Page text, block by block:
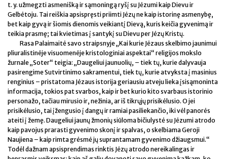
t. y. užmegzti asmenišką ir sąmoningą ryšį su Jėzumi kaip Dievu ir
Gelbėtoju. Tai reiškia apsispręsti priimti Jėzų ne kaip istorinę asmenybę,
bet kaip gyvą ir šiomis dienomis veikiantį Dievą, kuris keičia gyvenimą ir
teikia prasmę; tai kvietimas į santykį su Dievu per Jėzų Kristų.
Rasa Palaimaitė savo straipsnyje „Kai kurie Jėzaus skelbimo jaunimui
pliuralistinėje visuomenėje kristologiniai aspektai“ religijos mokslo
žurnale „Soter“ teigia: „Daugeliui jaunuolių, – tiek tų, kurie dalyvauja
pasirengime Sutvirtinimo sakramentui, tiek tų, kurie atvyksta į masinius
renginius – pristatoma Jėzaus istorija geriausiu atveju lieka įsisąmoninta
informacija, tokios pat svarbos, kaip ir bet kurio kito svarbaus istorinio
personažo, tačiau mirusio ir, nežinia, ar iš tikrųjų prisikėlusio. O jei
prisikėlusio, tai įžengusio į dangų ir ramiai pasiliekančio, iki vėl panorės
ateiti į žemę. Daugeliui jaunų žmonių siūloma bičiulystė su Jėzumi atrodo
kaip pavojus prarasti gyvenimo skonį ir spalvas, o skelbiama Geroji
Naujiena – kaip rimta grėsmė jų suprantamam gyvenimo džiaugsmui.“
Todėl dažnam apsisprendimas rinktis Jėzų atrodo nereikalingas ir